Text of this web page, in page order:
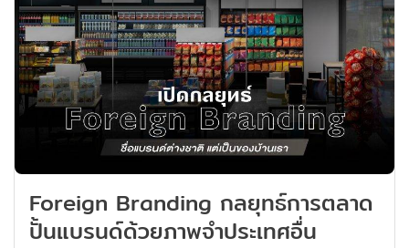
ข้อมูลของ International Wine and Spirits Research
(IWSR) เปิดเผยว่าระหว่างปี 2014-2019 ประเทศแถบ
เอเชียแปซิฟิกอย่างอินโดนีเซียมีอัตราการเติบโตต่อปีแบบ
ทบต้น (CAGR) ของการจำหน่ายโซจูถึง +80% […]
อื่นเราต้องทำความเข้าใจหลักของการตลาดแบบ Affiliate
Marketing ว่าคือ การทำการตลาดแบบให้คนทั่วไปหรือ
Influencers มาเป็นผู้โปรโมตสินค้าหรือบริการนั้น ๆ ให้กับผู้
ติดตามบนแพลตฟอร์มโซเชียลมีเดีย ผ่านการแปะลิงก์สั่งซื้อ
โดยไม่ต้องสต๊อกของเอง ซึ่งผู้โปรโมตจะได้รับรายได้จากค่า
คอมมิชชั่นเมื่อเกิดยอดขายจากลิงก์หรือโค้ดของผู้โปรโมต
ทำให้การทำ Affiliate จึงมีบทบาทที่น่าสนใจทั้งสำหรับฝั่ง
แบรนด์ที่ช่วยให้เข้าถึงกลุ่มเป้าหมายได้ตรงจุด สร้างยอดขาย
ได้เพิ่มขึ้น และฝั่งผู้โปรโมตเองก็สามารถหารายได้เสริมได้อีก
หนึ่งทาง โดยเฉพาะแพลตฟอร์ม TikTok ซึ่งเป็นพื้นที่
Foreign Branding กลยุทธ์การตลาด
ปั้นแบรนด์ด้วยภาพจำประเทศอื่น